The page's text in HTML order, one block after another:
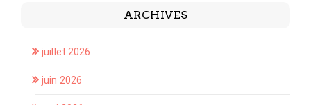
ARCHIVES
juillet 2026
juin 2026